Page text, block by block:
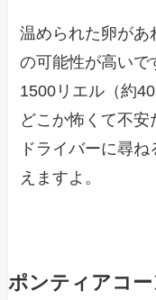
温められた卵があ
の可能性が高いで
1500リエル（約
どこか怖くて不
ドライバーに尋
えますよ。
ポンティアコ